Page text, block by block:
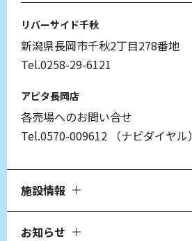
リバーサイド千秋
新潟県長岡市千秋2丁目278番地
Tel.0258-29-6121
アピタ長岡店
各売場へのお問い合せ
Tel.0570-009612 （ナビダイヤル）
施設情報
お知らせ